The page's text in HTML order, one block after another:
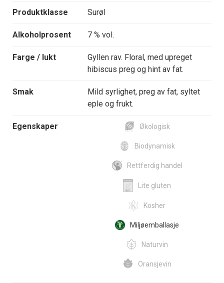
Produktklasse Surøl
Alkoholprosent 7 % vol.
Farge / lukt
Gyllen rav. Floral, med upreget
hibiscus preg og hint av fat.
Smak
Mild syrlighet, preg av fat, syltet
eple og frukt.
Egenskaper Økologisk
Biodynamisk
Rettferdig handel
Lite gluten
Kosher
Miljøemballasje
Naturvin
Oransjevin